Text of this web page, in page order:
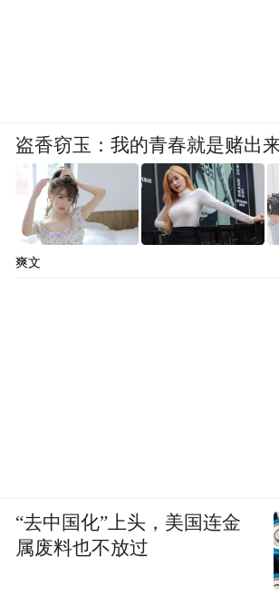
盗香窃玉：我的青春就是赌出
爽文
“去中国化”上头，美国连金
属废料也不放过